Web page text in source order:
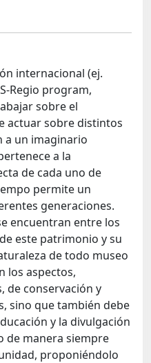
internacional (ej.
Regio program,
sobre el
actuar sobre distintos
a un imaginario
a la
de cada uno de
permite un
generaciones.
encuentran entre los
este patrimonio y su
de todo museo
los aspectos,
de conservación y
sino que también debe
y la divulgación
de manera siempre
proponiéndolo